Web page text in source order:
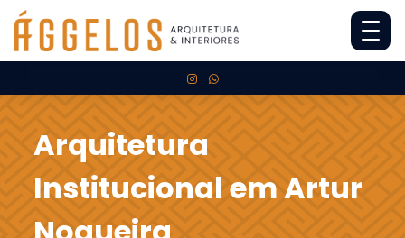
Arquitetura
Institucional em Artur